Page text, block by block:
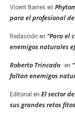
Vicent Barres en
para el profesional
Redacción en “Para el
enemigos naturales
Roberto Trincado en
faltan enemigos
Editorial en El sector
sus grandes retos